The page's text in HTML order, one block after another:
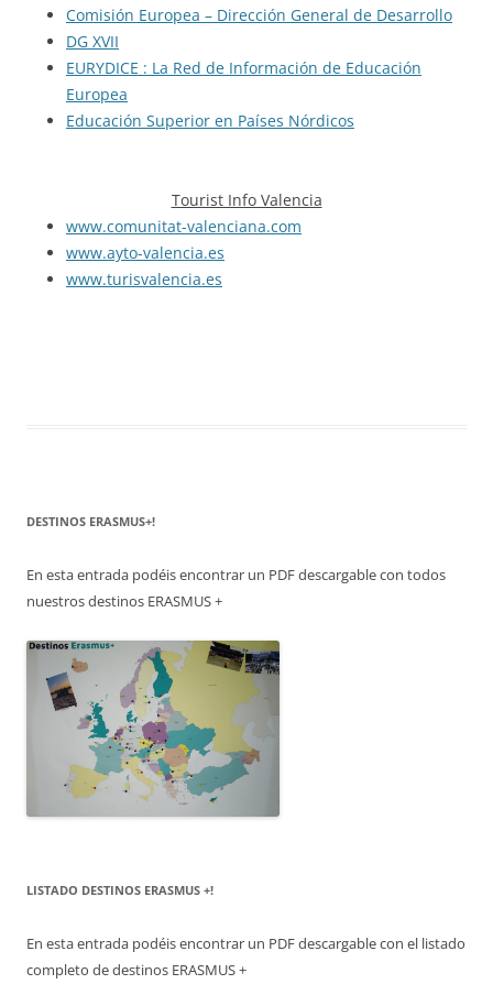
Comisión Europea – Dirección General de Desarrollo
DG XVII
EURYDICE : La Red de Información de Educación
Europea
Educación Superior en Países Nórdicos
Tourist Info Valencia
www.comunitat-valenciana.com
www.ayto-valencia.es
www.turisvalencia.es
DESTINOS ERASMUS+!
En esta entrada podéis encontrar un PDF descargable con todos
nuestros destinos ERASMUS +
LISTADO DESTINOS ERASMUS +!
En esta entrada podéis encontrar un PDF descargable con el listado
completo de destinos ERASMUS +